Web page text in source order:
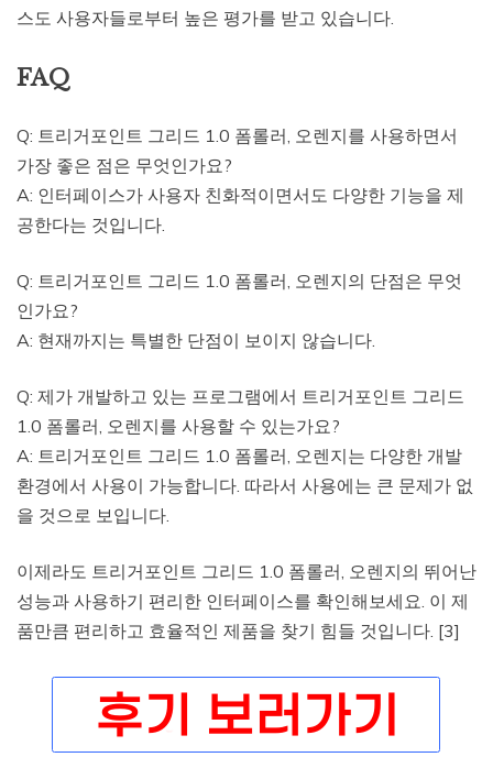
스도 사용자들로부터 높은 평가를 받고 있습니다.
FAQ
Q: 트리거포인트 그리드 1.0 폼롤러, 오렌지를 사용하면서
가장 좋은 점은 무엇인가요?
A: 인터페이스가 사용자 친화적이면서도 다양한 기능을 제
공한다는 것입니다.
Q: 트리거포인트 그리드 1.0 폼롤러, 오렌지의 단점은 무엇
인가요?
A: 현재까지는 특별한 단점이 보이지 않습니다.
Q: 제가 개발하고 있는 프로그램에서 트리거포인트 그리드
1.0 폼롤러, 오렌지를 사용할 수 있는가요?
A: 트리거포인트 그리드 1.0 폼롤러, 오렌지는 다양한 개발
환경에서 사용이 가능합니다. 따라서 사용에는 큰 문제가 없
을 것으로 보입니다.
이제라도 트리거포인트 그리드 1.0 폼롤러, 오렌지의 뛰어난
성능과 사용하기 편리한 인터페이스를 확인해보세요. 이 제
품만큼 편리하고 효율적인 제품을 찾기 힘들 것입니다. [3]